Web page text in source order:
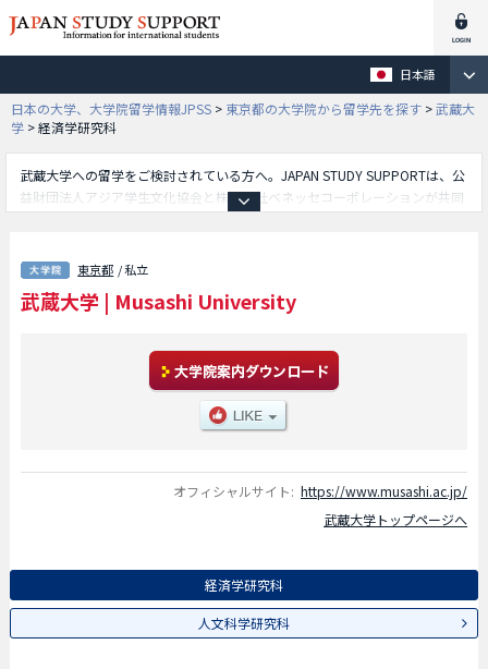
日本語
日本の大学、大学院留学情報JPSS > 東京都の大学院から留学先を探す >武蔵大
学 >経済学研究科
武蔵大学への留学をご検討されている方へ。JAPAN STUDY SUPPORTは、公
益財団法人アジア学生文化協会と株式会社ベネッセコーポレーションが共同
蔵大学に関する留学情報をお探しの方は是非ご利用下さい。その他、外国人
留学生募集をしている約1,300校の大学・大学院・短大・専門学校情報も掲
載しています。
東京都 / 私立
武蔵大学 | Musashi University
オフィシャルサイト: https://www.musashi.ac.jp/
武蔵大学トップページへ
経済学研究科
人文科学研究科